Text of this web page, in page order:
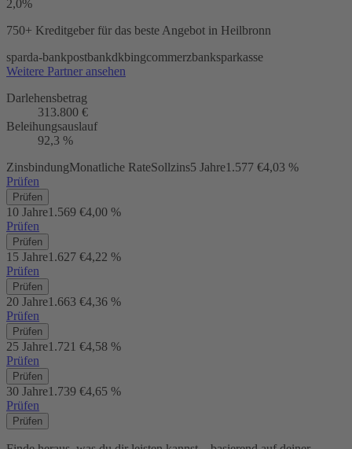
2,0%
750+ Kreditgeber für das beste Angebot in Heilbronn
sparda-bankpostbankdkbingcommerzbanksparkasse
Weitere Partner ansehen
Darlehensbetrag
313.800 €
Beleihungsauslauf
92,3 %
ZinsbindungMonatliche RateSollzins5 Jahre1.577 €4,03 %
Prüfen
Prüfen
10 Jahre1.569 €4,00 %
Prüfen
Prüfen
15 Jahre1.627 €4,22 %
Prüfen
Prüfen
20 Jahre1.663 €4,36 %
Prüfen
Prüfen
25 Jahre1.721 €4,58 %
Prüfen
Prüfen
30 Jahre1.739 €4,65 %
Prüfen
Prüfen